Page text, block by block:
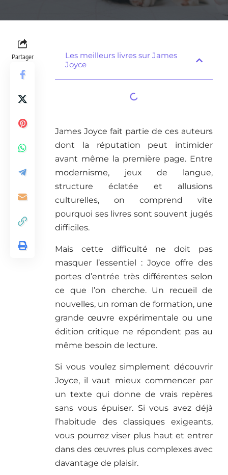
Partager
Les meilleurs livres sur James
Joyce
James Joyce fait partie de ces auteurs
dont la réputation peut intimider
avant même la première page. Entre
modernisme, jeux de langue,
structure éclatée et allusions
culturelles, on comprend vite
pourquoi ses livres sont souvent jugés
difficiles.
Mais cette difficulté ne doit pas
masquer l’essentiel : Joyce offre des
portes d’entrée très différentes selon
ce que l’on cherche. Un recueil de
nouvelles, un roman de formation, une
grande œuvre expérimentale ou une
édition critique ne répondent pas au
même besoin de lecture.
Si vous voulez simplement découvrir
Joyce, il vaut mieux commencer par
un texte qui donne de vrais repères
sans vous épuiser. Si vous avez déjà
l’habitude des classiques exigeants,
vous pourrez viser plus haut et entrer
dans des œuvres plus complexes avec
davantage de plaisir.